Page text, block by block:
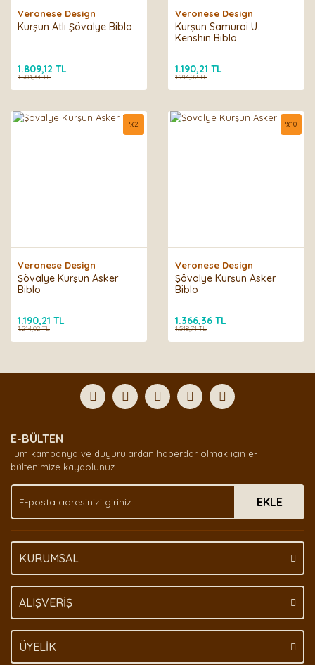
Veronese Design
Kurşun Atlı Şövalye Biblo
1.809,12 TL
1.904,34 TL
Veronese Design
Kurşun Samurai U.
Kenshin Biblo
1.190,21 TL
1.214,02 TL
Veronese Design
Şövalye Kurşun Asker
Biblo
%2
1.190,21 TL
1.214,02 TL
Veronese Design
Şövalye Kurşun Asker
Biblo
%10
1.366,36 TL
1.518,71 TL
E-BÜLTEN
Tüm kampanya ve duyurulardan haberdar olmak için e-
bültenimize kaydolunuz.
EKLE
KURUMSAL
ALIŞVERİŞ
ÜYELİK